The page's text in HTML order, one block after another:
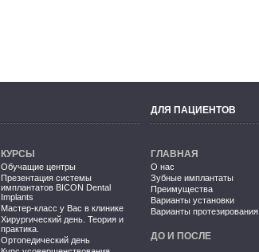
ДЛЯ ПАЦИЕНТОВ
КУРСЫ
Обучащие центры
Презентация системы
имплантатов BICON Dental
Implants
Мастер-класс у Вас в клинике
Хирургический день. Теория и
практика.
Ортопедический день
ГЛАВНАЯ
О нас
Зубные имплантаты
Преимущества
Варианты установки
Варианты протезирования
ДО И ПОСЛЕ